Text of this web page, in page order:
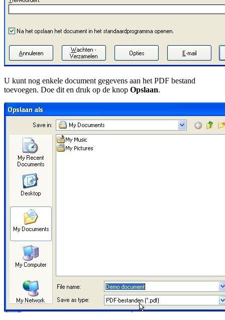
U kunt nog enkele document gegevens aan het PDF bestand
toevoegen. Doe dit en druk op de knop Opslaan.